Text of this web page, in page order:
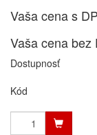
Vaša cena s
Vaša cena bez
Dostupnosť
Kód